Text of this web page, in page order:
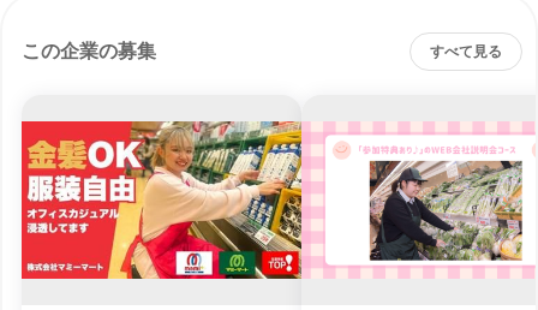
この企業の募集 すべて見る